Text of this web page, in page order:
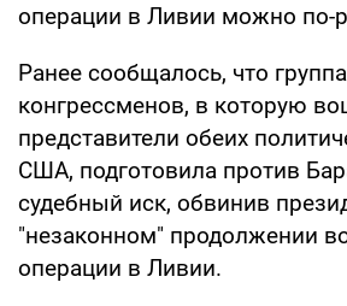
операции в Ливии можно по-
Ранее сообщалось, что группа
конгрессменов, в которую
представители обеих
США, подготовила против
судебный иск, обвинив
"незаконном" продолжении
операции в Ливии.